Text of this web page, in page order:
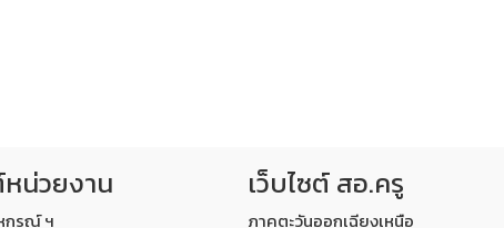
หน่วยงาน
กรณ์ ฯ
เว็บไซต์ สอ.ครู
ภาคตะวันออกเฉียงเหนือ